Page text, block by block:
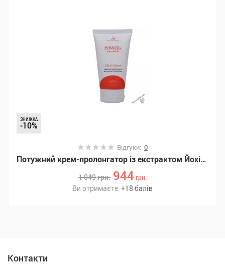
ЗНИЖКА
-10%
Відгуки: 0
Потужний крем-пролонгатор із екстрактом Йохімбе Doc Johnson Power+ with Yohimbe Delay Cream (56 грам) (SO4541)
1 049грн. 944 грн.
Ви отримаєте +18 балів
Контакти